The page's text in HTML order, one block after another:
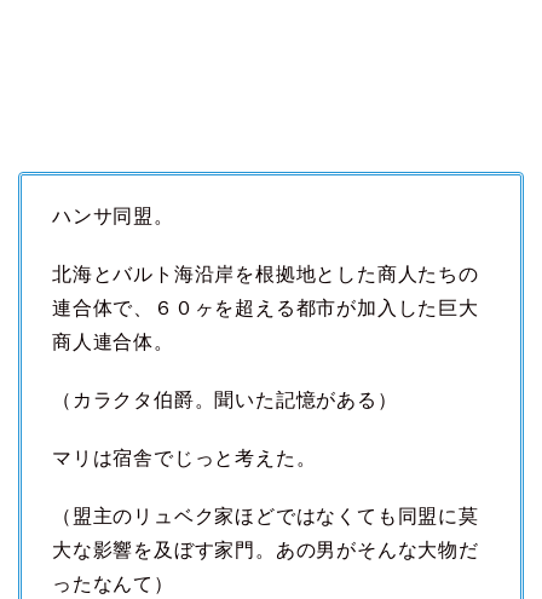
ハンサ同盟。
北海とバルト海沿岸を根拠地とした商人たちの
連合体で、６０ヶを超える都市が加入した巨大
商人連合体。
（カラクタ伯爵。聞いた記憶がある）
マリは宿舎でじっと考えた。
（盟主のリュベク家ほどではなくても同盟に莫
大な影響を及ぼす家門。あの男がそんな大物だ
ったなんて）